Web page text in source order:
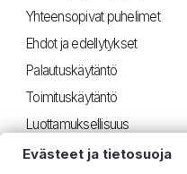
Yhteensopivat puhelimet
Ehdot ja edellytykset
Palautuskäytäntö
Toimituskäytäntö
Luottamuksellisuus
Evästeet ja tietosuoja